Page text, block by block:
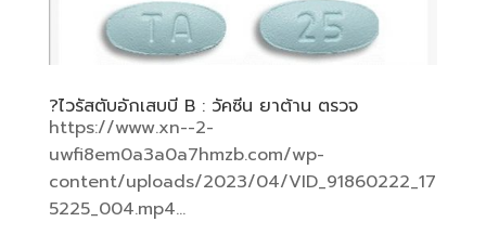
?ไวรัสตับอักเสบบี B : วัคซีน ยาต้าน ตรวจ
https://www.xn--2-
uwfi8em0a3a0a7hmzb.com/wp-
content/uploads/2023/04/VID_91860222_17
5225_004.mp4...